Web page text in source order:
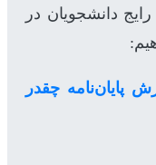
دانشجویان در
پایان‌نامه چقدر